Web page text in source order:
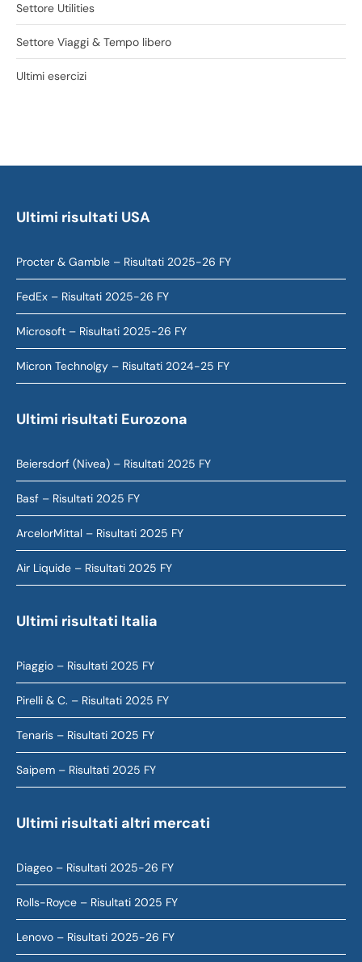
Settore Utilities
Settore Viaggi & Tempo libero
Ultimi esercizi
Ultimi risultati USA
Procter & Gamble – Risultati 2025-26 FY
FedEx – Risultati 2025-26 FY
Microsoft – Risultati 2025-26 FY
Micron Technolgy – Risultati 2024-25 FY
Ultimi risultati Eurozona
Beiersdorf (Nivea) – Risultati 2025 FY
Basf – Risultati 2025 FY
ArcelorMittal – Risultati 2025 FY
Air Liquide – Risultati 2025 FY
Ultimi risultati Italia
Piaggio – Risultati 2025 FY
Pirelli & C. – Risultati 2025 FY
Tenaris – Risultati 2025 FY
Saipem – Risultati 2025 FY
Ultimi risultati altri mercati
Diageo – Risultati 2025-26 FY
Rolls-Royce – Risultati 2025 FY
Lenovo – Risultati 2025-26 FY